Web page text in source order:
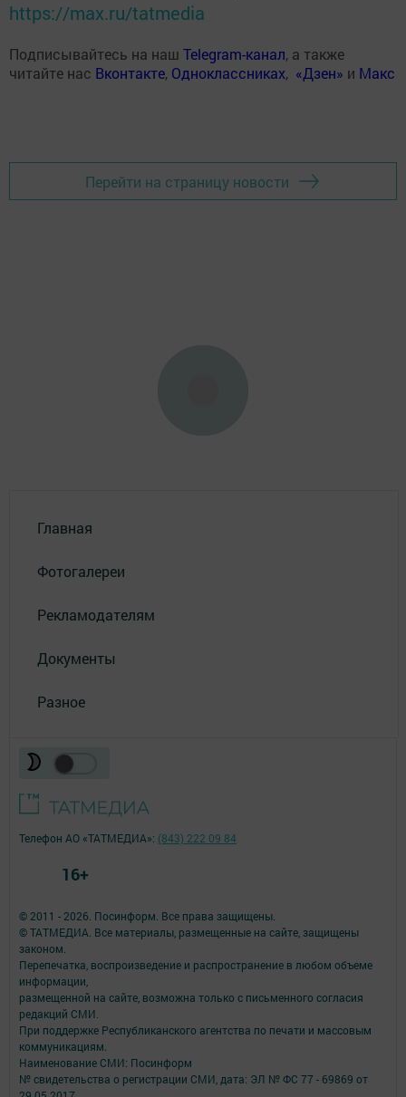
https://max.ru/tatmedia
Подписывайтесь на наш Telegram-канал, а также
читайте нас Вконтакте, Одноклассниках, «Дзен» и Макс
Перейти на страницу новости
Главная
Фотогалереи
Рекламодателям
Документы
Разное
© 2011 - 2026. Посинформ. Все права защищены.
© ТАТМЕДИА. Все материалы, размещенные на сайте, защищены
законом.
Перепечатка, воспроизведение и распространение в любом объеме
информации,
размещенной на сайте, возможна только с письменного согласия
редакций СМИ.
При поддержке Республиканского агентства по печати и массовым
коммуникациям.
Наименование СМИ: Посинформ
№ свидетельства о регистрации СМИ, дата: ЭЛ № ФС 77 - 69869 от
Телефон АО «ТАТМЕДИА»: (843) 222 09 84
16+